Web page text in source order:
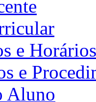
e Horários
e
Aluno